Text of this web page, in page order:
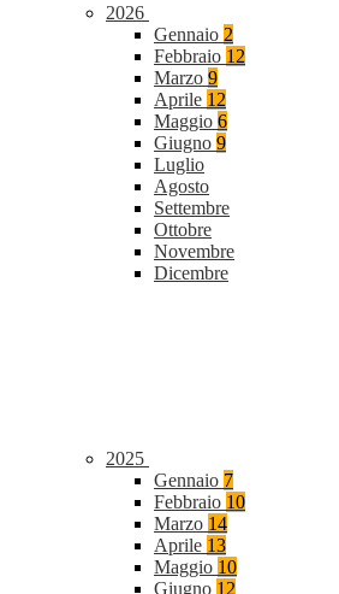
2026
Gennaio 2
Febbraio 12
Marzo 9
Aprile 12
Maggio 6
Giugno 9
Luglio
Agosto
Settembre
Ottobre
Novembre
Dicembre
2025
Gennaio 7
Febbraio 10
Marzo 14
Aprile 13
Maggio 10
Giugno 12